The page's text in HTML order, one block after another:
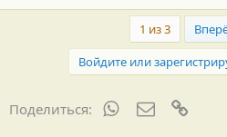
1 из 3
Войдите или
Поделиться: WhatsApp